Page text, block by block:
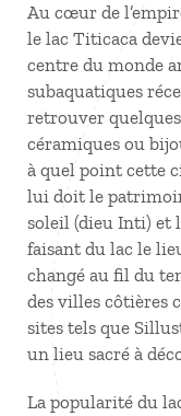
Au cœur de
le lac Titicaca
centre du monde
subaquatiques
retrouver
céramiques ou
à quel point cette
lui doit le
soleil (dieu Inti) et
faisant du lac le
changé au fil du
des villes côtières
sites tels que
un lieu sacré à
La popularité du